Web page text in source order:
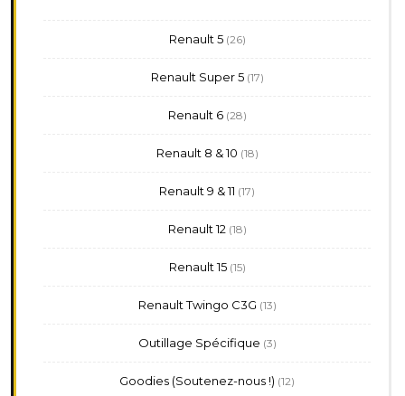
Renault 5 2626
Renault Super 5 1717
Renault 6 2828
Renault 8 & 10 1818
Renault 9 & 11 1717
Renault 12 1818
Renault 15 1515
Renault Twingo C3G 1313
Outillage Spécifique 33
Goodies (Soutenez-nous !) 1212